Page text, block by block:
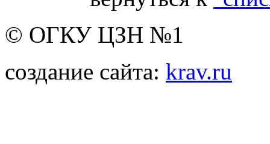
© ОГКУ ЦЗН №1
создание сайта: krav.ru